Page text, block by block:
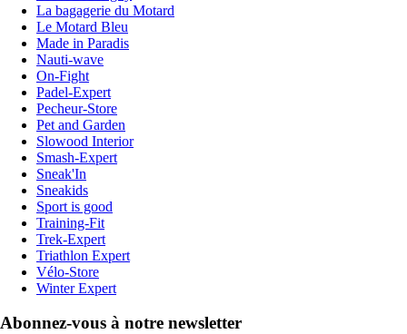
La bagagerie du Motard
Le Motard Bleu
Made in Paradis
Nauti-wave
On-Fight
Padel-Expert
Pecheur-Store
Pet and Garden
Slowood Interior
Smash-Expert
Sneak'In
Sneakids
Sport is good
Training-Fit
Trek-Expert
Triathlon Expert
Vélo-Store
Winter Expert
Abonnez-vous à notre newsletter